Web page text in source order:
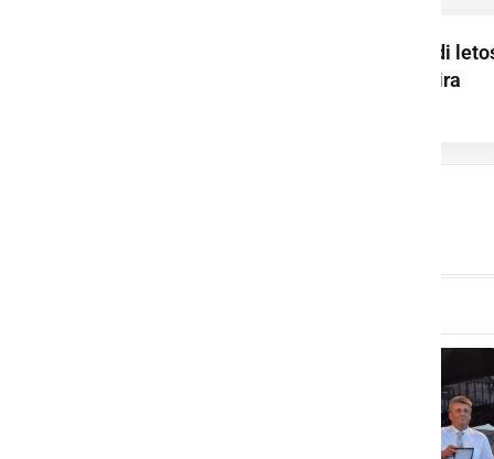
Elektro Maribor tudi
z donacijami podpira